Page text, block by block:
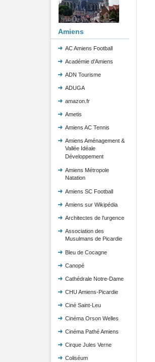
Amiens
AC Amiens Football
Académie d'Amiens
ADN Tourisme
ADUGA
amazon.fr
Ametis
Amiens AC Tennis
Amiens Aménagement &
Vallée Idéale
Développement
Amiens Métropole
Natation
Amiens SC Football
Amiens sur Wikipédia
Architectes de l'urgence
Association des
Musulmans de Picardie
Bleu de Cocagne
Canopé
Cathédrale Notre-Dame
CHU Amiens-Picardie
Ciné Saint-Leu
Cinéma Orson Welles
Cinéma Pathé Amiens
Cirque Jules Verne
Coliséum